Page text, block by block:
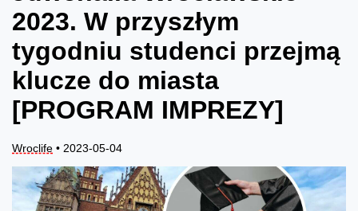
2023. W przyszłym
tygodniu studenci przejmą
klucze do miasta
[PROGRAM IMPREZY]
Wroclife • 2023-05-04